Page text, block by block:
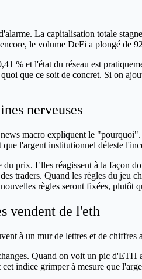
La capitalisation totale
le volume DeFi a plongé de
% et l'état du réseau est
que ce soit de concret. Si on
nerveuses
macro expliquent le
l'argent institutionnel déteste
du prix. Elles réagissent à la façon
traders. Quand les règles du jeu
règles seront fixées, plutôt
vendent de l'eth
à un mur de lettres et de
Quand on voit un pic
indice grimper à mesure que